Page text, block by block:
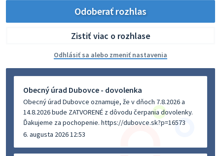
Odoberať rozhlas
Zistiť viac o rozhlase
Odhlásiť sa alebo zmeniť nastavenia
Obecný úrad Dubovce - dovolenka
Obecný úrad Dubovce oznamuje, že v dňoch 7.8.2026 a
14.8.2026 bude ZATVORENÉ z dôvodu čerpania dovolenky.
Ďakujeme za pochopenie. https://dubovce.sk?p=16573
6. augusta 2026 12:53